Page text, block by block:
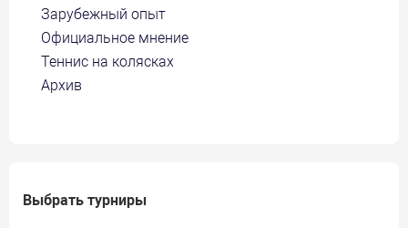
Зарубежный опыт
Официальное мнение
Теннис на колясках
Архив
Выбрать турниры